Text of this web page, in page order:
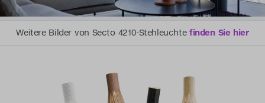
Weitere Bilder von Secto 4210-Stehleuchtefinden Sie hier